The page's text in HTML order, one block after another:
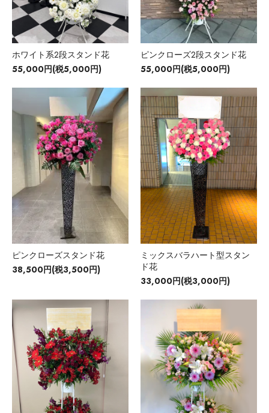
ホワイト系2段スタンド花
55,000円(税5,000円)
ピンクローズ2段スタンド花
55,000円(税5,000円)
ピンクローズスタンド花
38,500円(税3,500円)
ミックスバラハート型スタン
ド花
33,000円(税3,000円)